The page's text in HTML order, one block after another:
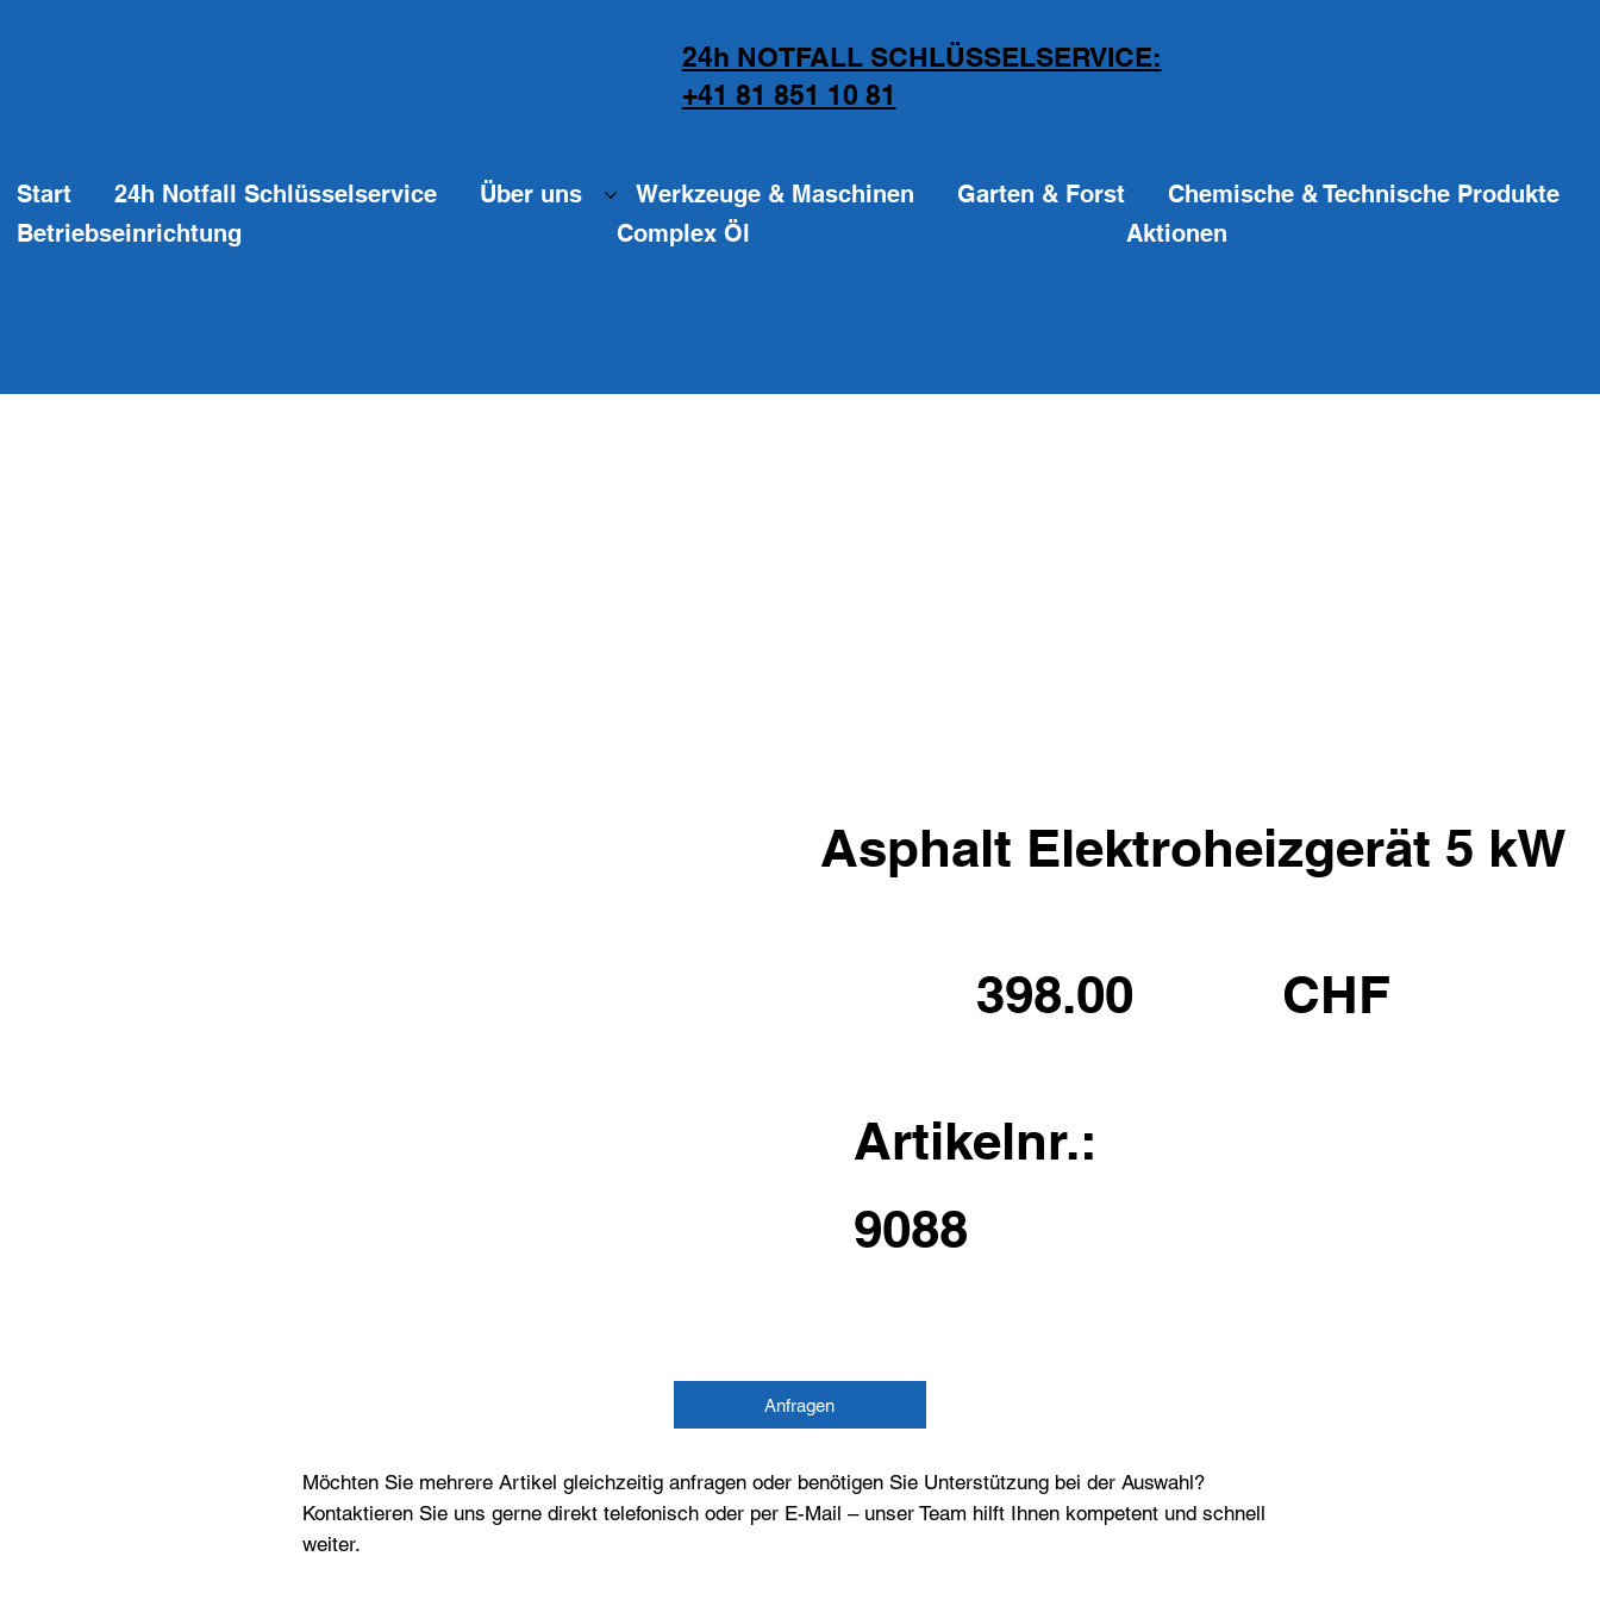
24h NOTFALL SCHLÜSSELSERVICE:
+41 81 851 10 81
Start 24h Notfall Schlüsselservice Über uns Werkzeuge & Maschinen Garten & Forst
Chemische & Technische Produkte
Betriebseinrichtung
Complex Öl Aktionen
Asphalt Elektroheizgerät 5 kW
398.00 CHF
Artikelnr.:
9088
Anfragen
Möchten Sie mehrere Artikel gleichzeitig anfragen oder benötigen Sie Unterstützung bei der Auswahl?
Kontaktieren Sie uns gerne direkt telefonisch oder per E-Mail – unser Team hilft Ihnen kompetent und schnell
weiter.